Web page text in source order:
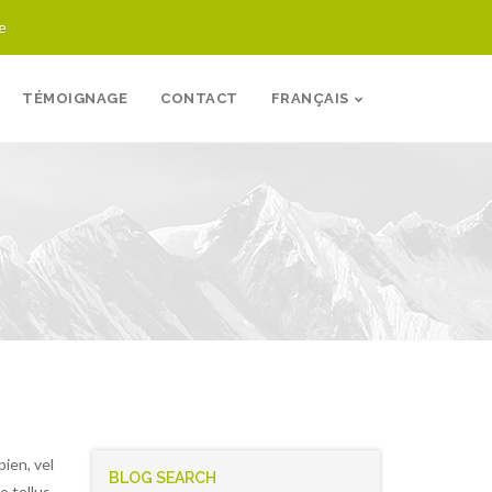
TÉMOIGNAGE CONTACT FRANÇAIS
Trapèze École
vel
BLOG SEARCH